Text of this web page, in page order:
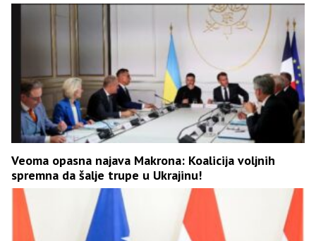
Veoma opasna najava Makrona: Koalicija voljnih
spremna da šalje trupe u Ukrajinu!